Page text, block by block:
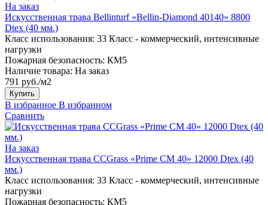
На заказ
Искусственная трава Bellinturf «Bellin-Diamond 40140» 8800
Dtex (40 мм.)
Класс использования: 33 Класс - коммерческий, интенсивные
нагрузки
Пожарная безопасность: КМ5
Наличие товара: На заказ
791 руб./м2
Купить
В избранное В избранном
Сравнить
На заказ
Искусственная трава CCGrass «Prime CM 40» 12000 Dtex (40
мм.)
Класс использования: 33 Класс - коммерческий, интенсивные
нагрузки
Пожарная безопасность: КМ5